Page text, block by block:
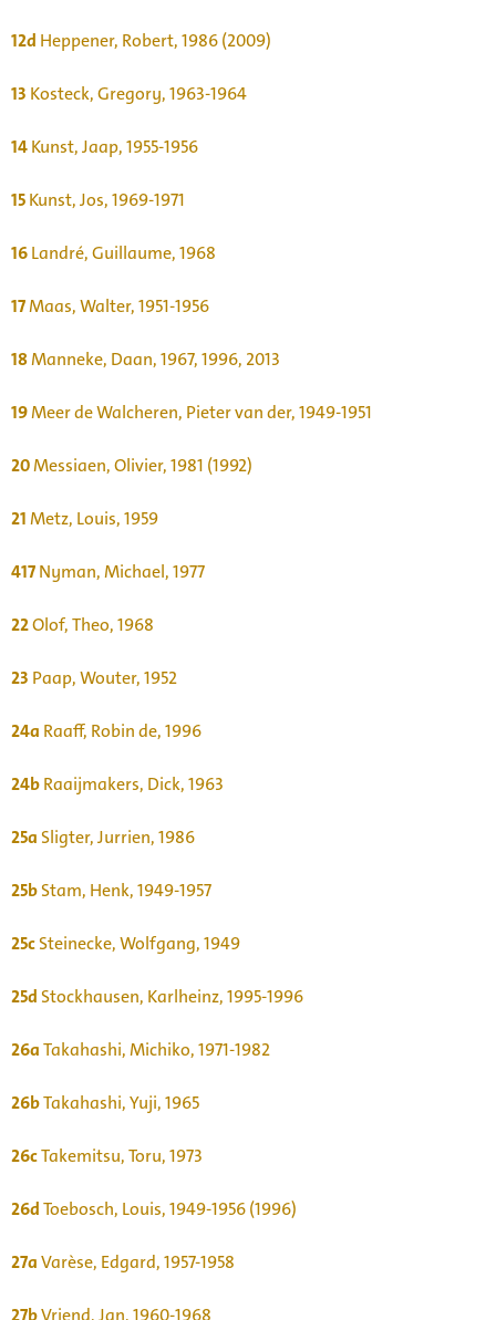
12d Heppener, Robert, 1986 (2009)
13 Kosteck, Gregory, 1963-1964
14Kunst, Jaap, 1955-1956
15Kunst, Jos, 1969-1971
16Landré, Guillaume, 1968
17Maas, Walter, 1951-1956
18Manneke, Daan, 1967, 1996, 2013
19Meer de Walcheren, Pieter van der, 1949-1951
20Messiaen, Olivier, 1981 (1992)
21Metz, Louis, 1959
417Nyman, Michael, 1977
22Olof, Theo, 1968
23 Paap, Wouter, 1952
24a Raaff, Robin de, 1996
24bRaaijmakers, Dick, 1963
25a Sligter, Jurrien, 1986
25bStam, Henk, 1949-1957
25cSteinecke, Wolfgang, 1949
25d Stockhausen, Karlheinz, 1995-1996
26aTakahashi, Michiko, 1971-1982
26bTakahashi, Yuji, 1965
26cTakemitsu, Toru, 1973
26dToebosch, Louis, 1949-1956 (1996)
27aVarèse, Edgard, 1957-1958
27bVriend, Jan, 1960-1968